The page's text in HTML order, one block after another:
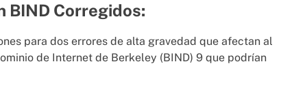
BIND Corregidos:
para dos errores de alta gravedad que afectan al
de Internet de Berkeley (BIND) 9 que podrían